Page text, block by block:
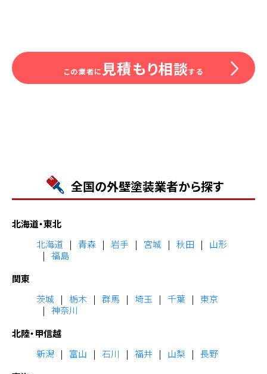
この業者に 見積もり相談する
全国の外壁塗装業者から探す
北海道・東北
北海道
青森 岩手 宮城 秋田
山形
福島
関東
茨城
栃木 群馬 埼玉 千葉
東京
神奈川
北陸・甲信越
新潟
富山 石川 福井 山梨
長野